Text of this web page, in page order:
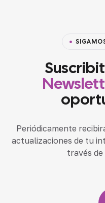
Periódicamente
actualizaciones de tu
través